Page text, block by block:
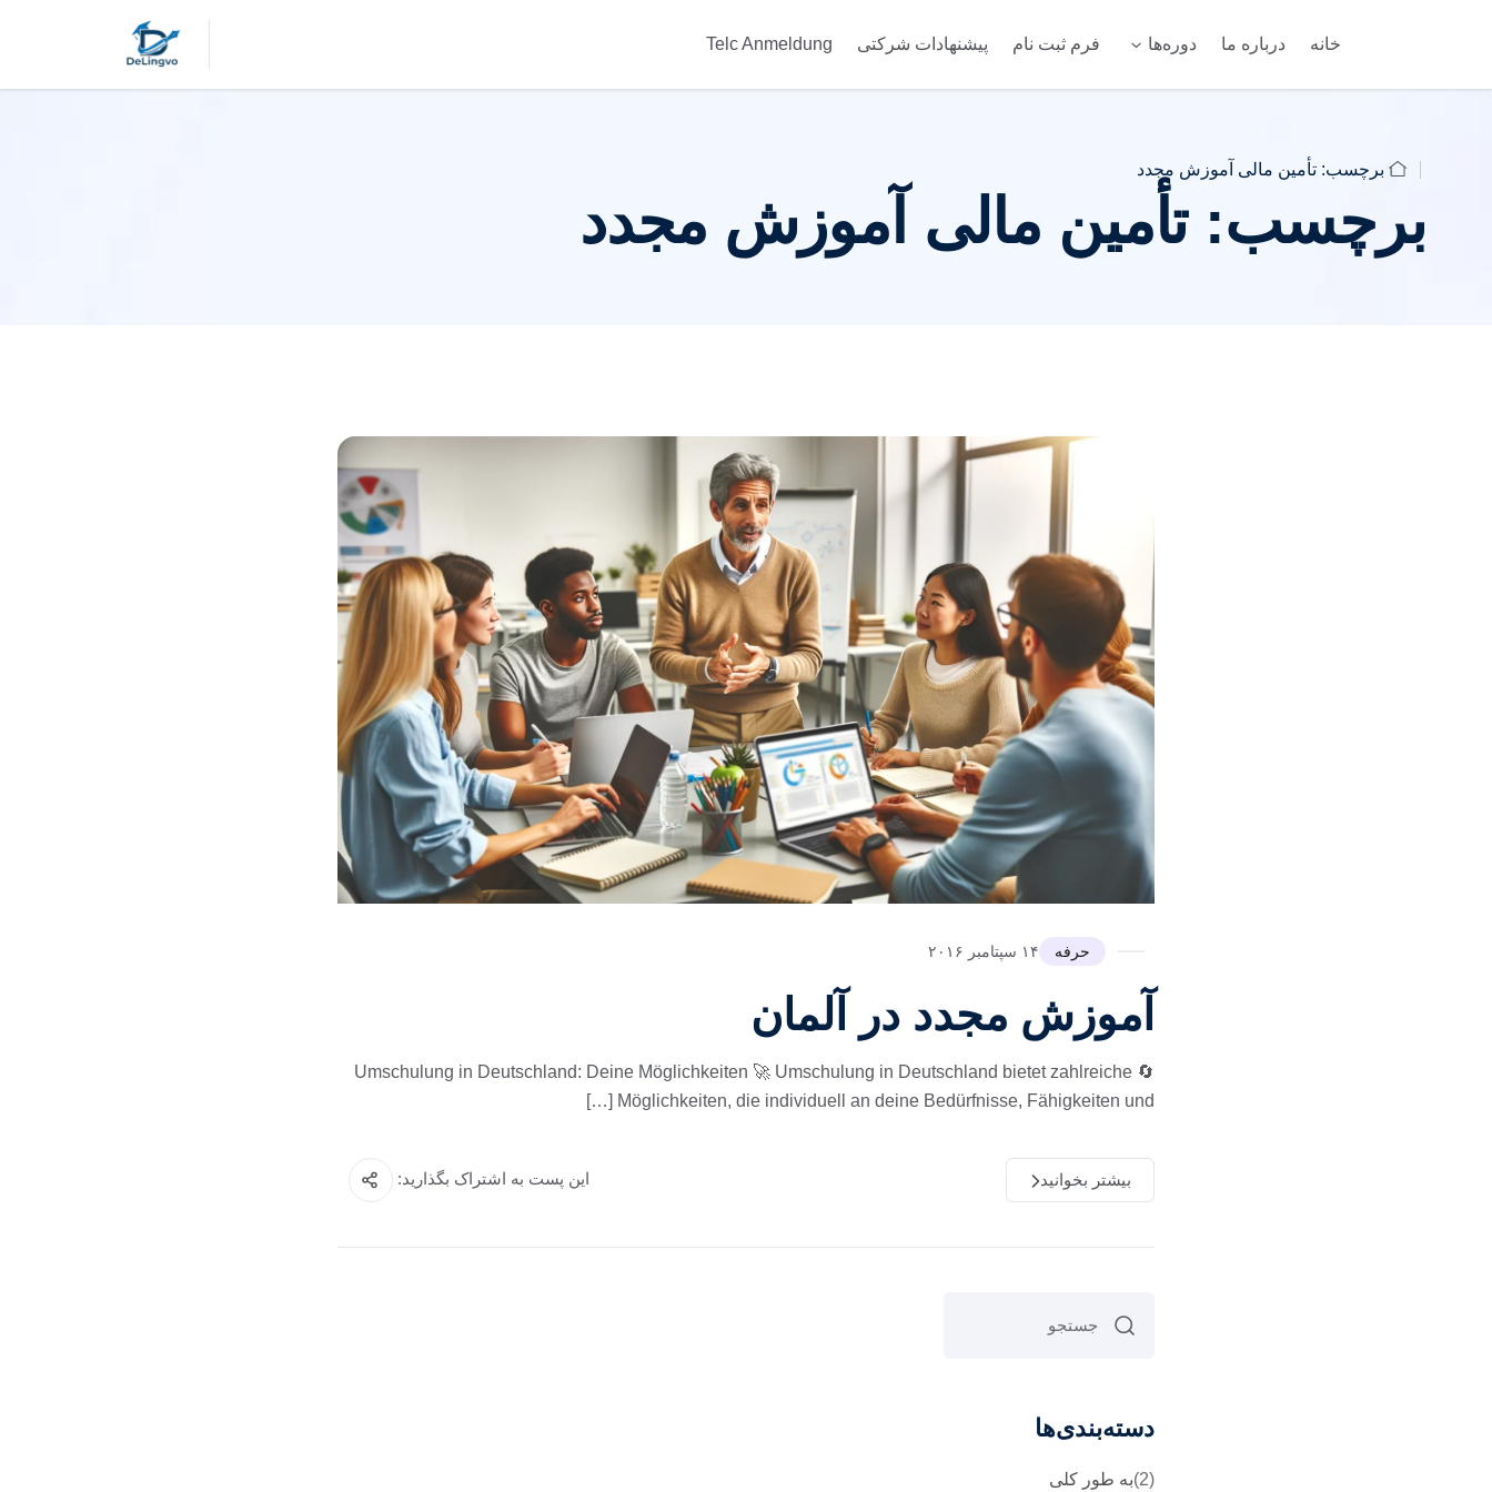
خانه درباره ما دوره‌ها فرم ثبت نام پیشنهادات شرکتی Telc Anmeldung
برچسب:تأمین مالی آموزش مجدد
برچسب:تأمین مالی آموزش مجدد
حرفه ۱۴ سپتامبر ۲۰۱۶
آموزش مجدد در آلمان
🔄 Umschulung in Deutschland: Deine Möglichkeiten 🚀 Umschulung in Deutschland bietet zahlreiche
Möglichkeiten, die individuell an deine Bedürfnisse, Fähigkeiten und […]
بیشتر بخوانید این پست به اشتراک بگذارید:
دسته‌بندی‌ها
به طور کلی (2)